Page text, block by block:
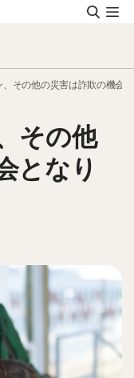
検
索
、その他の災害は詐欺の機会
その他
となり